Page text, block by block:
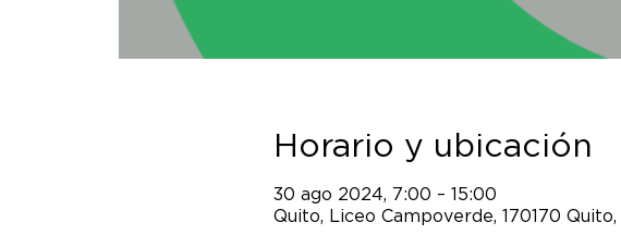
Horario y ubicación
30 ago 2024, 7:00 – 15:00
Quito, Liceo Campoverde, 170170